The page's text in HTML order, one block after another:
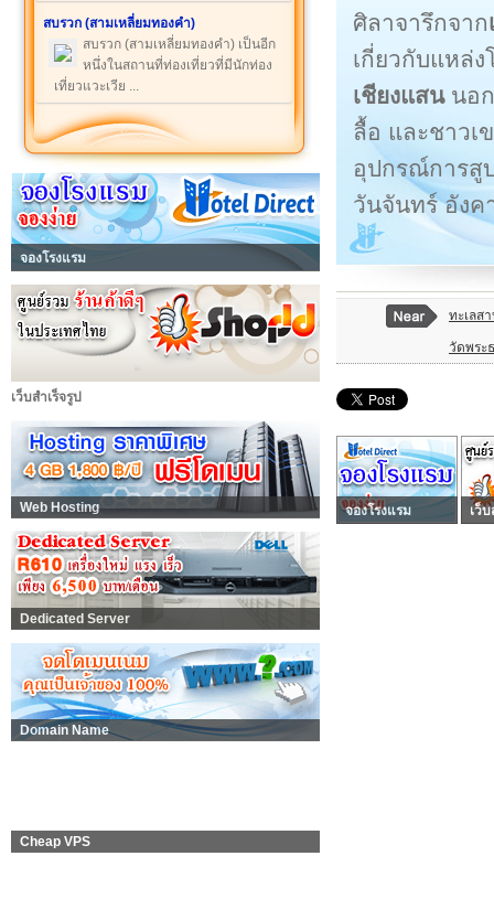
สบรวก (สามเหลี่ยมทองคำ)
สบรวก (สามเหลี่ยมทองคำ) เป็นอีก
หนึ่งในสถานที่ท่องเที่ยวที่มีนักท่อง
เที่ยวแวะเวีย ...
จองโรงแรม
เว็บสำเร็จรูป
Web Hosting
Dedicated Server
Domain Name
Cheap VPS
ศิลาจารึกจาก
เกี่ยวกับแหล่
เชียงแสนนอก
ลื้อ และชาวเ
อุปกรณ์การสู
วันจันทร์ อัง
ทะเลส
วัดพระ
จองโรงแรม เว็